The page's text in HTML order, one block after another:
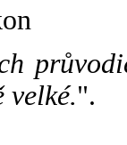
velké.".